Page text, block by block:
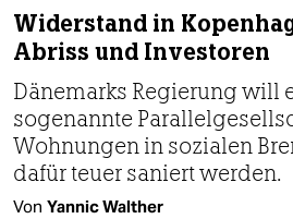
nord
wahrheit
verlag
verlag
veranstaltungen
Widerstand in
Abriss und Investoren
Dänemarks Regierung will
sogenannte
Wohnungen in sozialen
dafür teuer saniert werden.
Von Yannic Walther